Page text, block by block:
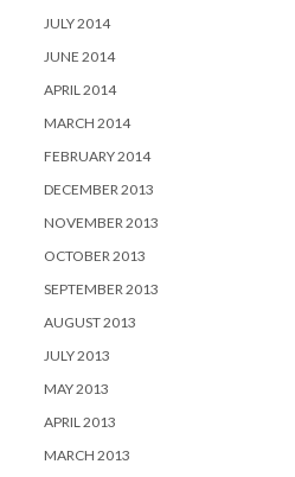
JULY 2014
JUNE 2014
APRIL 2014
MARCH 2014
FEBRUARY 2014
DECEMBER 2013
NOVEMBER 2013
OCTOBER 2013
SEPTEMBER 2013
AUGUST 2013
JULY 2013
MAY 2013
APRIL 2013
MARCH 2013